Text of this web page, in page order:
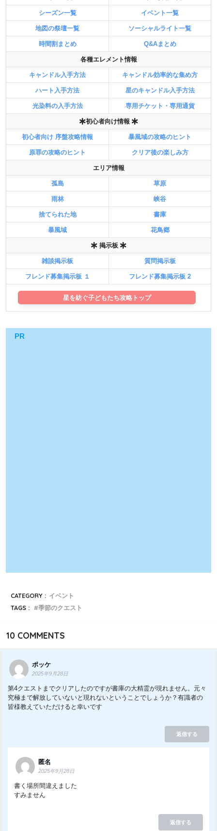
シーズン一覧 イベント一覧
地図の祭壇一覧 ソーシャルライト一覧
時間割まとめ Q&Aまとめ
各種エレメント情報
キャンドル入手方法 キャンドル効率的な集め方
ハート入手方法 星のキャンドル入手方法
光染料の入手方法 専用チケット・専用通貨
初心者向け情報
初心者向け 序盤攻略情報 暴風域の攻略のヒント
原罪の攻略のヒント クリア後の楽しみ方
エリア情報
孤島 草原
雨林 峡谷
捨てられた地 書庫
暴風域 花鳥郷
掲示板
雑談掲示板 質問掲示板
フレンド募集掲示板 １ フレンド募集掲示板 2
星を紡ぐ子どもたち攻略トップ
PR
CATEGORY : イベント
TAGS :
季節のクエスト
10 COMMENTS
ポッケ
2025年9月28日
第4クエストまでクリアしたのですが書庫の大精霊が現れません。元々
究極まで解放していないと現れないということでしょうか？有識者の
皆様教えていただけると幸いです
返信する
匿名
2025年9月28日
書く場所間違えました
すみません
返信する